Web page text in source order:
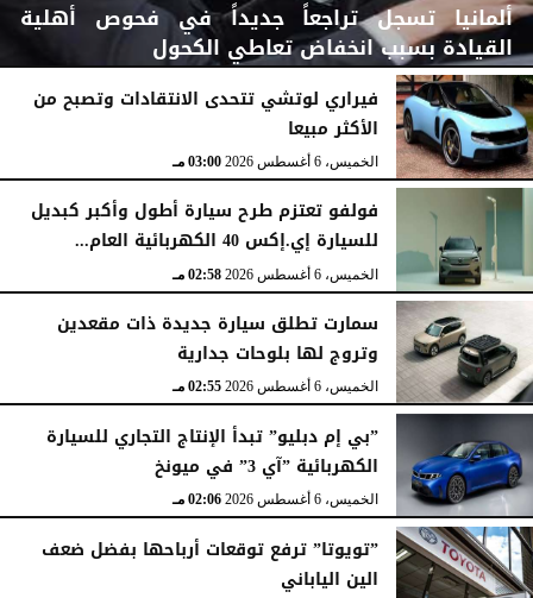
ألمانيا تسجل تراجعاً جديداً في فحوص أهلية
القيادة بسبب انخفاض تعاطي الكحول
الخميس، 6 أغسطس 2026 03:15 مـ
فيراري لوتشي تتحدى الانتقادات وتصبح من
الأكثر مبيعا
الخميس، 6 أغسطس 2026 03:00 مـ
فولفو تعتزم طرح سيارة أطول وأكبر كبديل
للسيارة إي.إكس 40 الكهربائية العام...
الخميس، 6 أغسطس 2026 02:58 مـ
سمارت تطلق سيارة جديدة ذات مقعدين
وتروج لها بلوحات جدارية
الخميس، 6 أغسطس 2026 02:55 مـ
”بي إم دبليو” تبدأ الإنتاج التجاري للسيارة
الكهربائية ”آي 3” في ميونخ
الخميس، 6 أغسطس 2026 02:06 مـ
”تويوتا” ترفع توقعات أرباحها بفضل ضعف
الين الياباني